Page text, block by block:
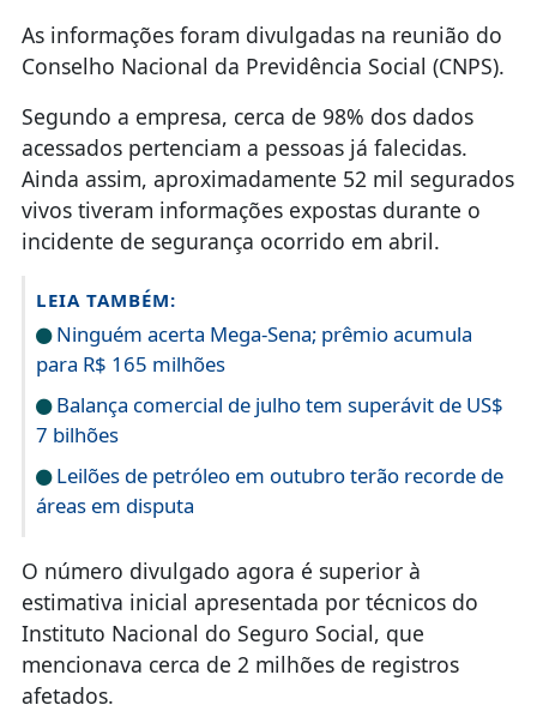
As informações foram divulgadas na reunião do
Conselho Nacional da Previdência Social (CNPS).
Segundo a empresa, cerca de 98% dos dados
acessados pertenciam a pessoas já falecidas.
Ainda assim, aproximadamente 52 mil segurados
vivos tiveram informações expostas durante o
incidente de segurança ocorrido em abril.
LEIA TAMBÉM:
Ninguém acerta Mega-Sena; prêmio acumula
para R$ 165 milhões
Balança comercial de julho tem superávit de US$
7 bilhões
Leilões de petróleo em outubro terão recorde de
áreas em disputa
O número divulgado agora é superior à
estimativa inicial apresentada por técnicos do
Instituto Nacional do Seguro Social, que
mencionava cerca de 2 milhões de registros
afetados.